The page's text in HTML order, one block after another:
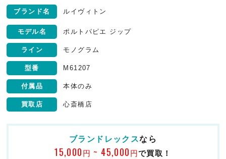
ブランド名 ルイヴィトン
モデル名 ポルトパピエ ジップ
ライン モノグラム
型番 M61207
付属品 本体のみ
買取店 心斎橋店
ブランドレックスなら
15,000 円 ~ 45,000 円で買取！